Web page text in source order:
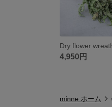
Dry flower
4,950円
minne ホーム